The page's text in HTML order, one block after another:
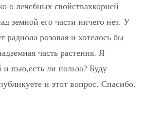
о лечебных свойствахкорней
земной его части ничего нет. У
радиола розовая и хотелось бы
часть растения. Я
и пью,есть ли польза? Буду
и этот вопрос. Спасибо.